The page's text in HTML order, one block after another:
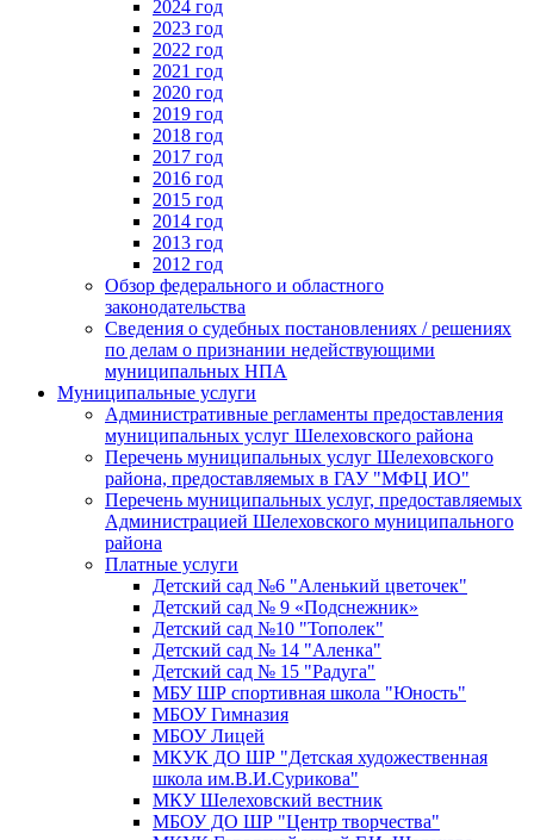
2024 год
2023 год
2022 год
2021 год
2020 год
2019 год
2018 год
2017 год
2016 год
2015 год
2014 год
2013 год
2012 год
Обзор федерального и областного
законодательства
Сведения о судебных постановлениях / решениях
по делам о признании недействующими
муниципальных НПА
Муниципальные услуги
Административные регламенты предоставления
муниципальных услуг Шелеховского района
Перечень муниципальных услуг Шелеховского
района, предоставляемых в ГАУ "МФЦ ИО"
Перечень муниципальных услуг, предоставляемых
Администрацией Шелеховского муниципального
района
Платные услуги
Детский сад №6 "Аленький цветочек"
Детский сад № 9 «Подснежник»
Детский сад №10 "Тополек"
Детский сад № 14 "Аленка"
Детский сад № 15 "Радуга"
МБУ ШР спортивная школа "Юность"
МБОУ Гимназия
МБОУ Лицей
МКУК ДО ШР "Детская художественная
школа им.В.И.Сурикова"
МКУ Шелеховский вестник
МБОУ ДО ШР "Центр творчества"